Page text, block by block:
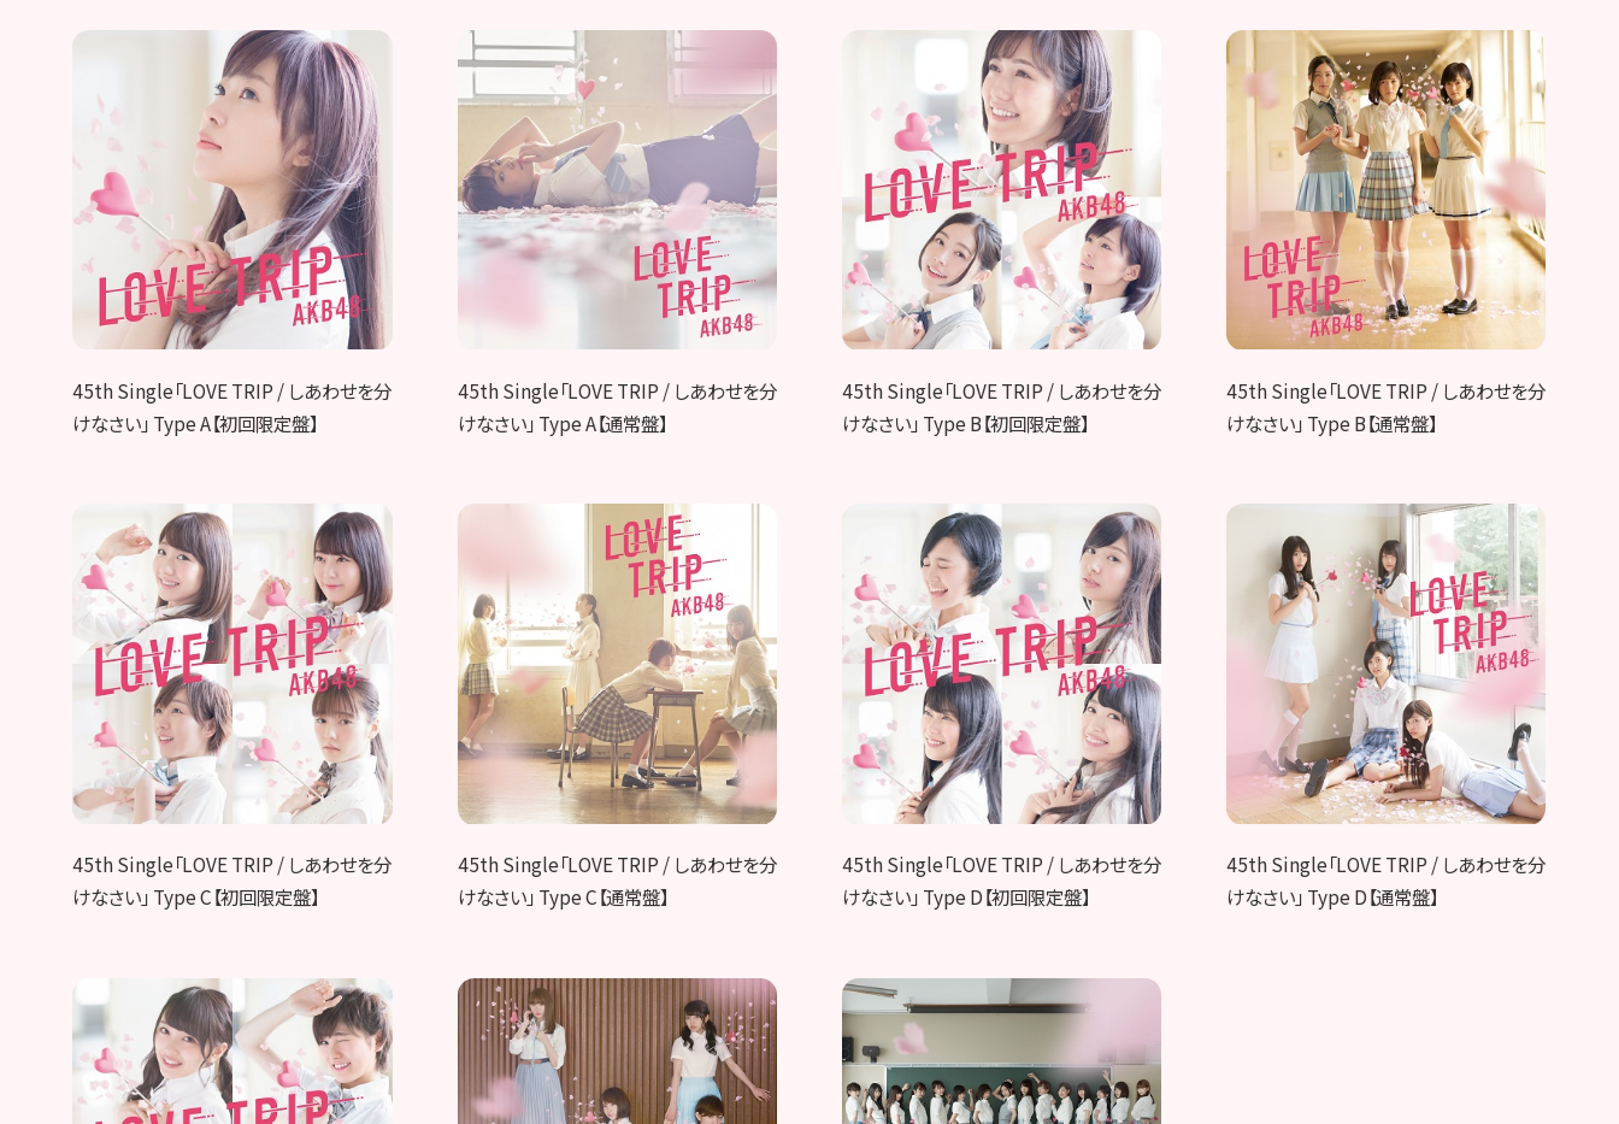
45th Single「LOVE TRIP / しあわせを分
けなさい」 Type A【初回限定盤】
45th Single「LOVE TRIP / しあわせを分
けなさい」 Type A【通常盤】
45th Single「LOVE TRIP / しあわせを分
けなさい」 Type B【初回限定盤】
45th Single「LOVE TRIP / しあわせを分
けなさい」 Type B【通常盤】
45th Single「LOVE TRIP / しあわせを分
けなさい」 Type C【初回限定盤】
45th Single「LOVE TRIP / しあわせを分
けなさい」 Type C【通常盤】
45th Single「LOVE TRIP / しあわせを分
けなさい」 Type D【初回限定盤】
45th Single「LOVE TRIP / しあわせを分
けなさい」 Type D【通常盤】